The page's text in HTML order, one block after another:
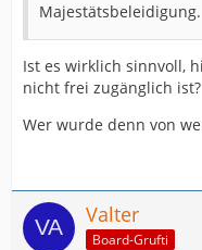
Majestätsbeleidigung.
Ist es wirklich sinnvoll,
nicht frei zugänglich ist?
Wer wurde denn von
Valter
Board-Grufti